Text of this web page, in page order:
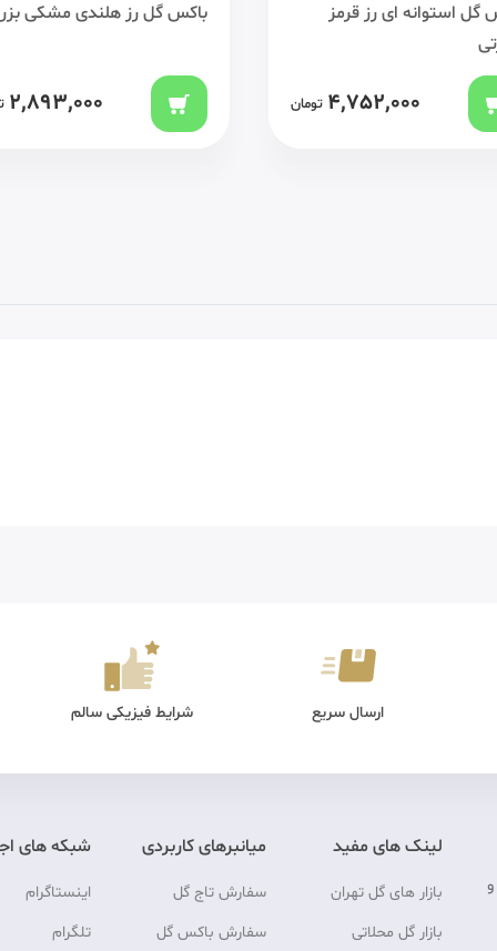
گل رز هلندی مشکی بزرگ
2,893,000 تومان
باکس گل مستطیلی بزرگ
ارسال سریع شرایط فیزیکی سالم
لینک های مفید
بازار های گل تهران
بازار گل محلاتی
میانبرهای کاربردی
سفارش تاج گل
سفارش باکس گل
شبکه های
اینستاگرام
تلگرام